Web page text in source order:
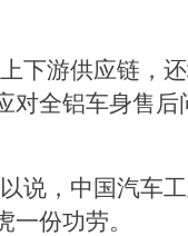
下游供应链，
对全铝车身售
说，中国汽车
份功劳。